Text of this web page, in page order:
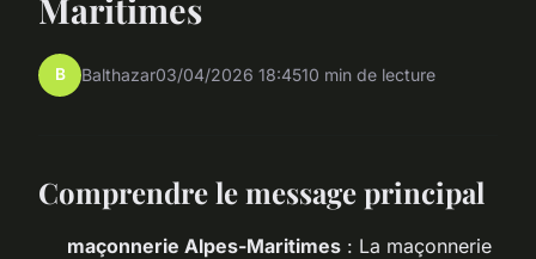
Maritimes
B Balthazar03/04/2026 18:4510 min de lecture
Comprendre le message principal
maçonnerie Alpes-Maritimes : La maçonnerie